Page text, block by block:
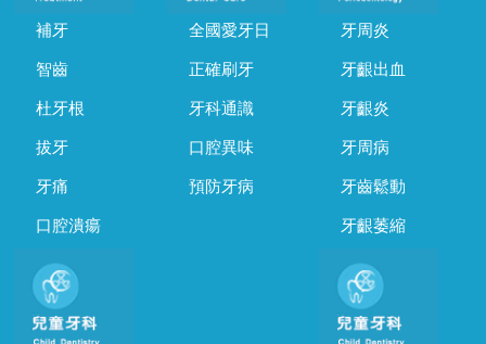
補牙
智齒
杜牙根
拔牙
牙痛
口腔潰瘍
全國愛牙日
正確刷牙
牙科通識
口腔異味
預防牙病
牙周炎
牙齦出血
牙齦炎
牙周病
牙齒鬆動
牙齦萎縮